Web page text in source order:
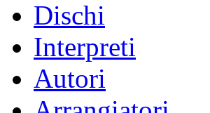
Dischi
Interpreti
Autori